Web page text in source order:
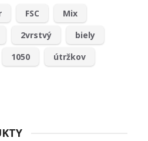
FSC
Mix
2vrstvý
biely
1050
útržkov